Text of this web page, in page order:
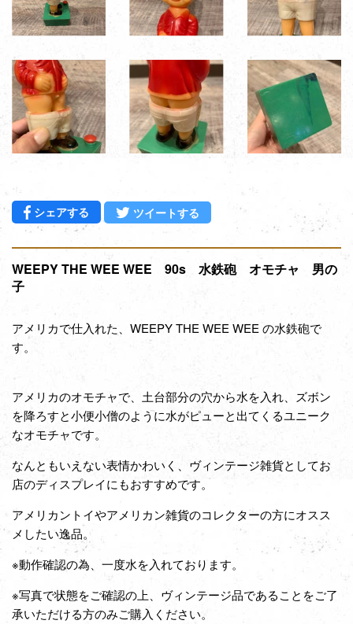
シェアする Facebookでシェアする
ツイートする Twitterに投稿する
WEEPY THE WEE WEE 90s 水鉄砲 オモチャ 男の
子
アメリカで仕入れた、WEEPY THE WEE WEE の水鉄砲で
す。
アメリカのオモチャで、土台部分の穴から水を入れ、ズボン
を降ろすと小便小僧のように水がピューと出てくるユニーク
なオモチャです。
なんともいえない表情かわいく、 ヴィンテージ雑貨としてお
店のディスプレイにもおすすめです。
アメリカントイやアメリカン雑貨のコレクターの方にオスス
メしたい逸品。
※動作確認の為、一度水を入れております。
※写真で状態をご確認の上、ヴィンテージ品であることをご了
承いただける方のみご購入ください。